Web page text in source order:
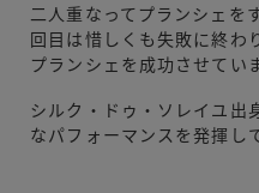
二人重なってプランシェを
回目は惜しくも失敗に終わ
プランシェを成功させてい
シルク・ドゥ・ソレイユ出
なパフォーマンスを発揮し